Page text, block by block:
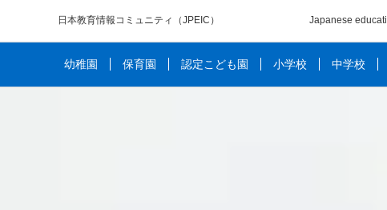
日本教育情報コミュニティ （JPEIC） Japanese
幼稚園 保育園 認定こども園 小学校 中学校